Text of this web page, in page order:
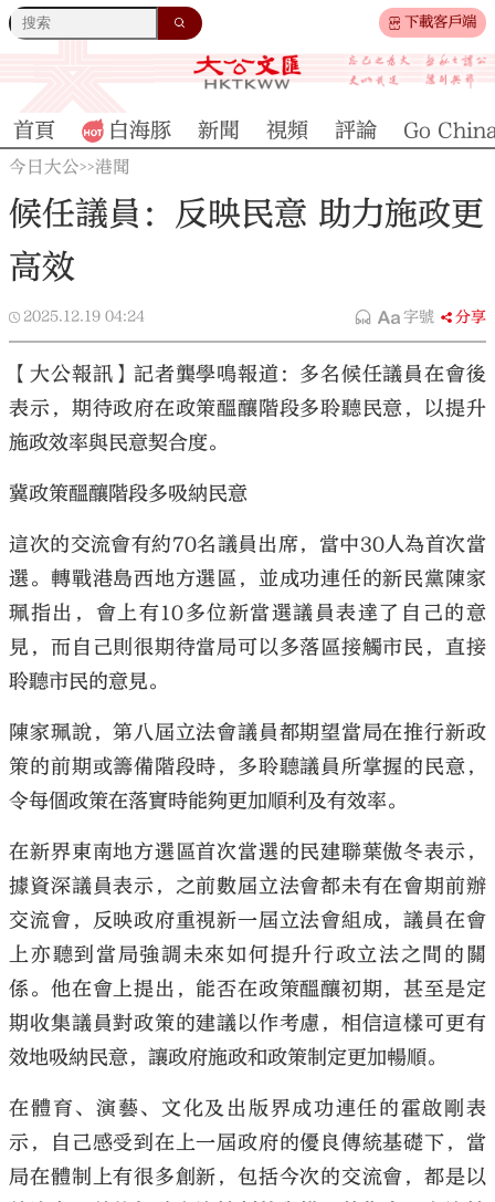
下載客戶端
大公文匯
首頁 白海豚 新聞 視頻 評論 Go
今日大公>>港聞
候任議員：反映民意 助力施政更
高效
2025.12.19 04:24 字號 分享
【大公報訊】記者龔學鳴報道：多名候任議員在會後
表示，期待政府在政策醞釀階段多聆聽民意，以提升
施政效率與民意契合度。
冀政策醞釀階段多吸納民意
這次的交流會有約70名議員出席，當中30人為首次當
選。轉戰港島西地方選區，並成功連任的新民黨陳家
珮指出，會上有10多位新當選議員表達了自己的意
見，而自己則很期待當局可以多落區接觸市民，直接
聆聽市民的意見。
陳家珮說，第八屆立法會議員都期望當局在推行新政
策的前期或籌備階段時，多聆聽議員所掌握的民意，
令每個政策在落實時能夠更加順利及有效率。
在新界東南地方選區首次當選的民建聯葉傲冬表示，
據資深議員表示，之前數屆立法會都未有在會期前辦
交流會，反映政府重視新一屆立法會組成，議員在會
上亦聽到當局強調未來如何提升行政立法之間的關
係。他在會上提出，能否在政策醞釀初期，甚至是定
期收集議員對政策的建議以作考慮，相信這樣可更有
效地吸納民意，讓政府施政和政策制定更加暢順。
在體育、演藝、文化及出版界成功連任的霍啟剛表
示，自己感受到在上一屆政府的優良傳統基礎下，當
局在體制上有很多創新，包括今次的交流會，都是以